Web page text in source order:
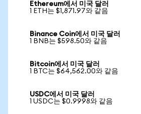
Ethereum에서 미국 달러
1 ETH는 $1,871.97와 같음
Binance Coin에서 미국 달러
1 BNB는 $598.50와 같음
Bitcoin에서 미국 달러
1 BTC는 $64,562.00와 같음
USDC에서 미국 달러
1 USDC는 $0.9998와 같음